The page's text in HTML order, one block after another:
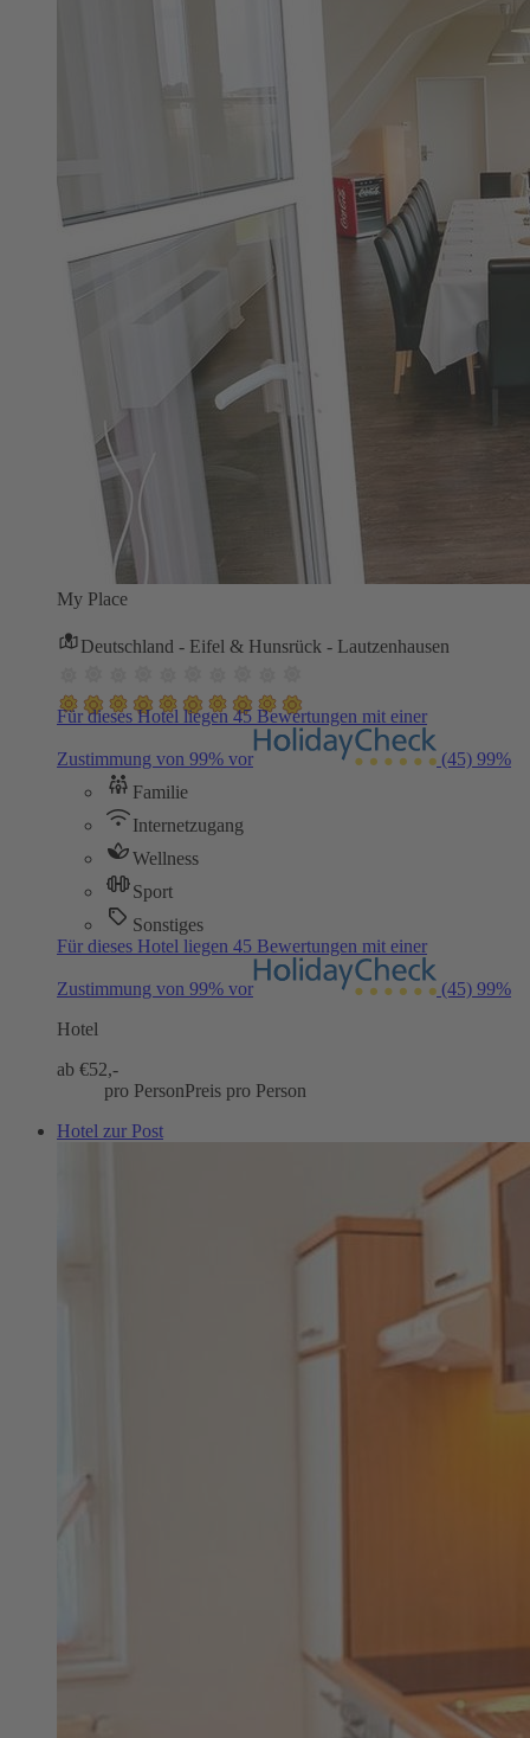
My Place
Deutschland - Eifel & Hunsrück - Lautzenhausen
Für dieses Hotel liegen 45 Bewertungen mit einer
Zustimmung von 99% vor (45) 99%
Familie
Internetzugang
Wellness
Sport
Sonstiges
Für dieses Hotel liegen 45 Bewertungen mit einer
Zustimmung von 99% vor (45) 99%
Hotel
ab €52,-
pro PersonPreis pro Person
Hotel zur Post